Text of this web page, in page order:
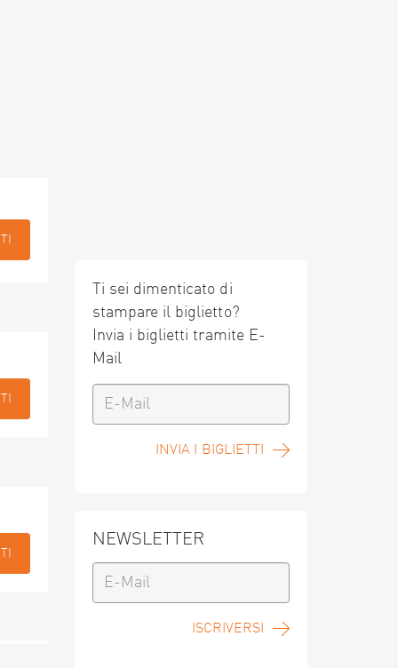
Ti sei dimenticato di
stampare il biglietto?
Invia i biglietti tramite E-
Mail
INVIA I BIGLIETTI
NEWSLETTER
ISCRIVERSI